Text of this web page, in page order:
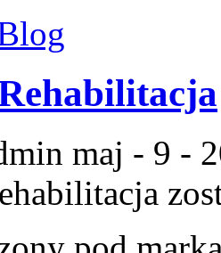
maj - 9 -